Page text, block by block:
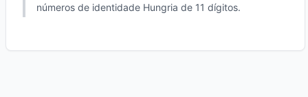
números de identidade Hungria de 11 dígitos.